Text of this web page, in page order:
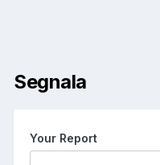
Segnala
Your Report